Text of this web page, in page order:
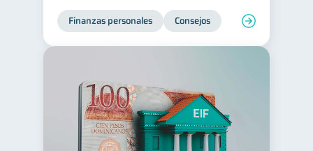
Finanzas personales Consejos